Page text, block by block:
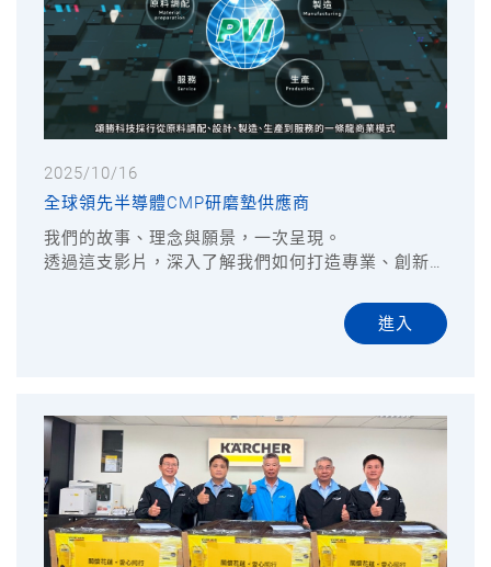
2025/10/16
全球領先半導體CMP研磨墊供應商
我們的故事、理念與願景，一次呈現。
透過這支影片，深入了解我們如何打造專業、創新、
進入